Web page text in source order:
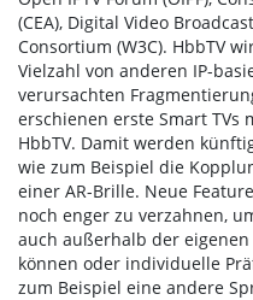
(CEA), Digital Video
Consortium (W3C). HbbTV
Vielzahl von anderen IP-
verursachten
erschienen erste Smart TVs
HbbTV. Damit werden
wie zum Beispiel die
einer AR-Brille. Neue
noch enger zu verzahnen,
auch außerhalb der
können oder individuelle
zum Beispiel eine andere